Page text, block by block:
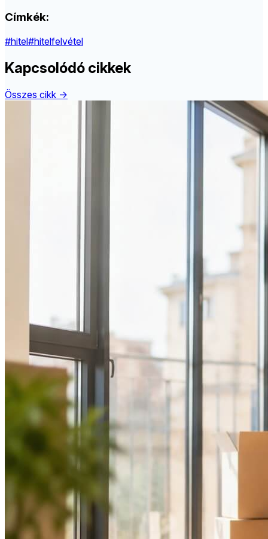
Címkék:
#hitel#hitelfelvétel
Kapcsolódó cikkek
Összes cikk →